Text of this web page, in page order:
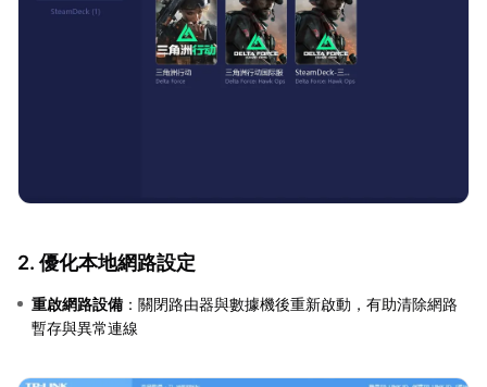
2. 優化本地網路設定
重啟網路設備 ：關閉路由器與數據機後重新啟動，有助清除網路
暫存與異常連線